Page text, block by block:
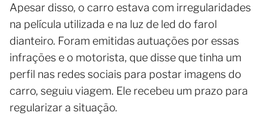
Apesar disso, o carro estava com irregularidades
na película utilizada e na luz de led do farol
dianteiro. Foram emitidas autuações por essas
infrações e o motorista, que disse que tinha um
perfil nas redes sociais para postar imagens do
carro, seguiu viagem. Ele recebeu um prazo para
regularizar a situação.